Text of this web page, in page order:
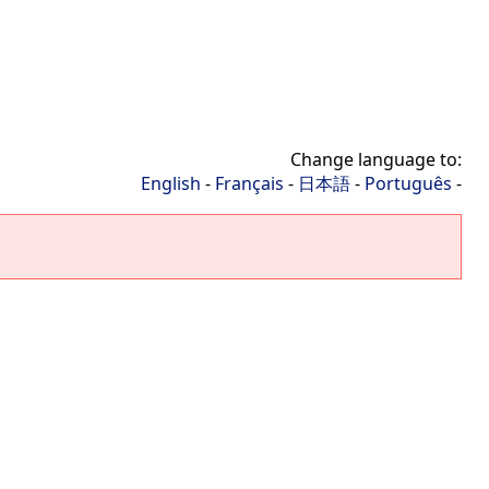
Change language to:
English - Français - 日本語- Português -